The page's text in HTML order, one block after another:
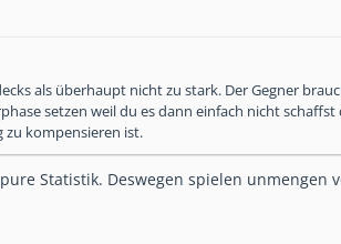
als überhaupt nicht zu stark. Der Gegner
setzen weil du es dann einfach nicht
zu kompensieren ist.
Statistik. Deswegen spielen unmengen